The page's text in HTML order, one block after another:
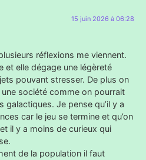
15 juin 2026 à 06:28
réflexions me viennent.
et elle dégage une légèreté
pouvant stresser. De plus on
une société comme on pourrait
galactiques. Je pense qu’il y a
car le jeu se termine et qu’on
il y a moins de curieux qui
de la population il faut